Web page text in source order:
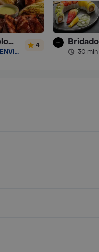
Picadas Colombianas Premium
ENVÍO GRATIS
4
30 min